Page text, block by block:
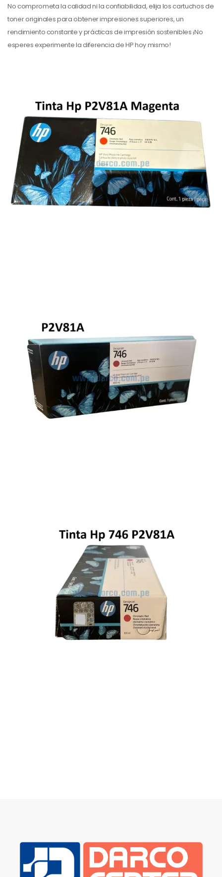
No comprometa la calidad ni la confiabilidad, elija los cartuchos de
toner originales para obtener impresiones superiores, un
rendimiento constante y prácticas de impresión sostenibles ¡No
esperes experimente la diferencia de HP hoy mismo!